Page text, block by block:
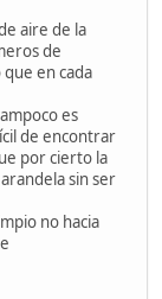
aire de la
de
en cada
es
de encontrar
por cierto la
sin ser
no hacia